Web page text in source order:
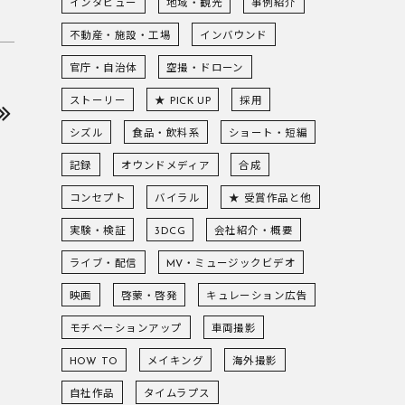
インタビュー 地域・観光 事例紹介
不動産・施設・工場 インバウンド
官庁・自治体 空撮・ドローン
ストーリー ★ PICK UP 採用
シズル 食品・飲料系 ショート・短編
記録 オウンドメディア 合成
コンセプト バイラル ★ 受賞作品と他
実験・検証 3DCG 会社紹介・概要
ライブ・配信 MV・ミュージックビデオ
映画 啓蒙・啓発 キュレーション広告
モチベーションアップ 車両撮影
HOW TO メイキング 海外撮影
自社作品 タイムラプス